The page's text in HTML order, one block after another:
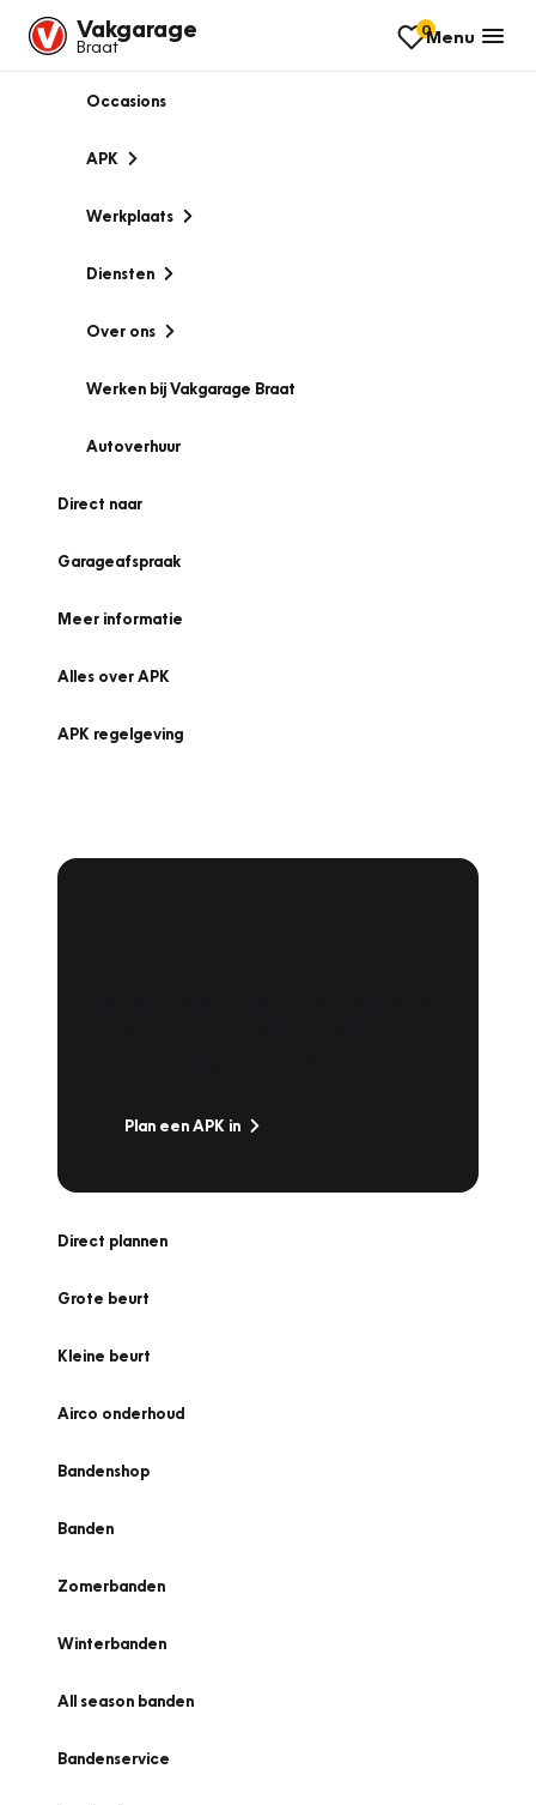
Vakgarage
Braat
0Menu
Occasions
APK
Werkplaats
Diensten
Over ons
Werken bij Vakgarage Braat
Autoverhuur
Direct naar
Garageafspraak
Meer informatie
Alles over APK
APK regelgeving
Plan een APK in
Direct plannen
Grote beurt
Kleine beurt
Airco onderhoud
Bandenshop
Banden
Zomerbanden
Winterbanden
All season banden
Bandenservice